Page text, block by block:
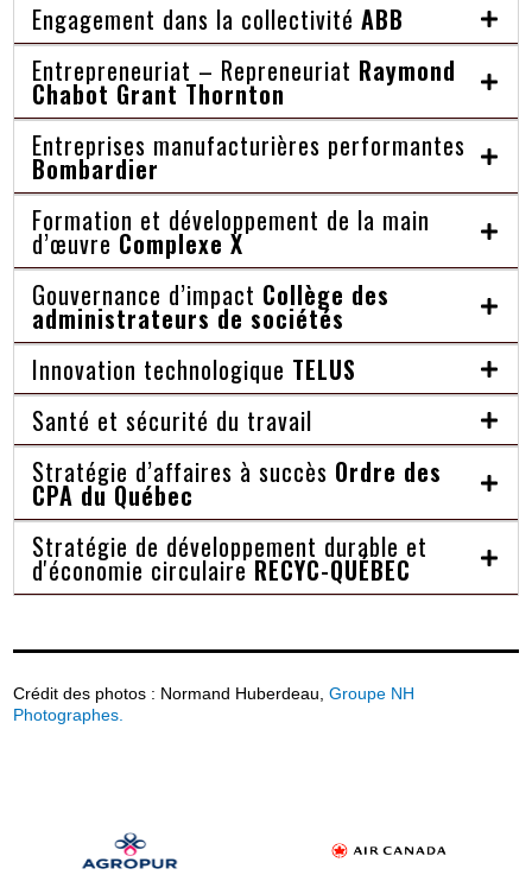
Engagement dans la collectivitéABB
Entrepreneuriat – Repreneuriat Raymond
Chabot Grant Thornton
Entreprises manufacturières performantes
Bombardier
Formation et développement de la main
d’œuvre Complexe X
Gouvernance d’impact Collège des
administrateurs de sociétés
Innovation technologique TELUS
Santé et sécurité du travail
Stratégie d’affaires à succès Ordre des
CPA du Québec
Stratégie de développement durable et
d'économie circulaire RECYC-QUÉBEC
Crédit des photos : Normand Huberdeau,Groupe NH
Photographes.